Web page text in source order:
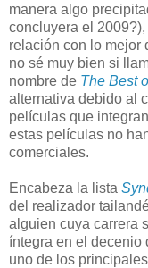
manera algo
concluyera el
relación con lo mejor
no sé muy bien si
nombre de The Best
alternativa debido al
películas que
estas películas no
comerciales.
Encabeza la lista
del realizador
alguien cuya carrera
íntegra en el decenio
uno de los